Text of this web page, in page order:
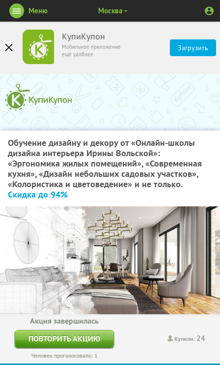
КупиКупон
Мобильное приложение
ещё удобнее
Загрузить
Меню Москва
Обучение дизайну и декору от «Онлайн-школы
дизайна интерьера Ирины Вольской»:
«Эргономика жилых помещений», «Современная
кухня», «Дизайн небольших садовых участков»,
«Колористика и цветоведение» и не только.
Скидка до 94%
Купили: 24
Акция завершилась
ПОВТОРИТЬ АКЦИЮ
Человек проголосовало: 1